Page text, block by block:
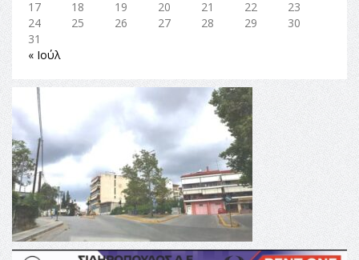
17
18 19 20 21 22
23
24
25 26 27 28 29
30
31
« Ιούλ